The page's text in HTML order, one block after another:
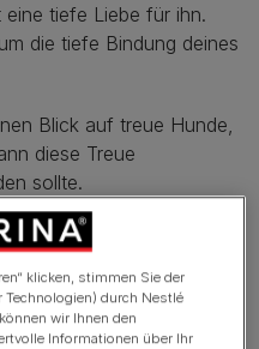
tiefe Liebe für ihn.
die tiefe Bindung deines
Blick auf treue Hunde,
diese Treue
sollte.
klicken, stimmen Sie der
durch Nestlé
wir Ihnen den
Informationen über Ihr